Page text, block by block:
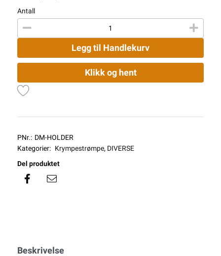
Antall
Legg til Handlekurv
Klikk og hent
PNr.: DM-HOLDER
Kategorier: Krympestrømpe, DIVERSE
Del produktet
Beskrivelse